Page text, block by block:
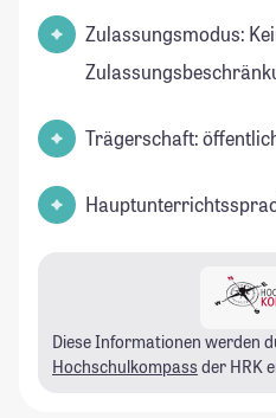
Zulassungsmodus:
Trägerschaft:
Diese Informationen werden
Hochschulkompass der HRK